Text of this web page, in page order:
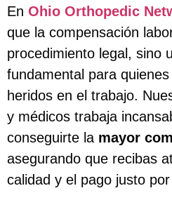
En Ohio Orthopedic
que la compensación
procedimiento legal, sino
fundamental para
heridos en el trabajo.
y médicos trabaja
conseguirte la mayor
asegurando que recibas
calidad y el pago justo